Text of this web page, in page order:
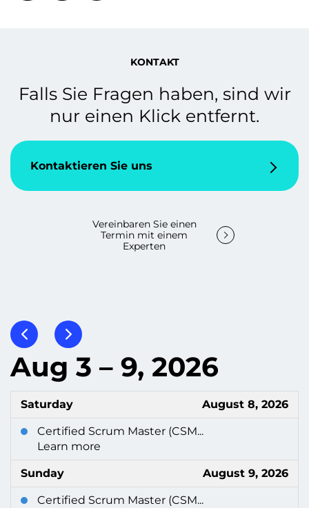
KONTAKT
Falls Sie Fragen haben, sind wir
nur einen Klick entfernt.
Kontaktieren Sie uns
Vereinbaren Sie einen
Termin mit einem
Experten
Aug 3 – 9, 2026
Saturday August 8, 2026
Certified Scrum Master (CSM...
Learn more
Sunday August 9, 2026
Certified Scrum Master (CSM...